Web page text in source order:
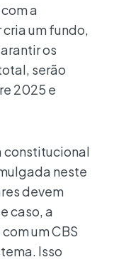
a
um fundo,
os
serão
2025 e
constitucional
neste
devem
caso, a
um CBS
Isso